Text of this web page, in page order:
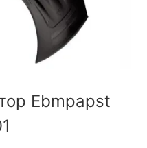
Ebmpapst